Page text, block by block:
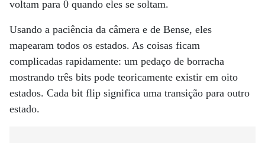
voltam para 0 quando eles se soltam.
Usando a paciência da câmera e de Bense, eles
mapearam todos os estados. As coisas ficam
complicadas rapidamente: um pedaço de borracha
mostrando três bits pode teoricamente existir em oito
estados. Cada bit flip significa uma transição para outro
estado.